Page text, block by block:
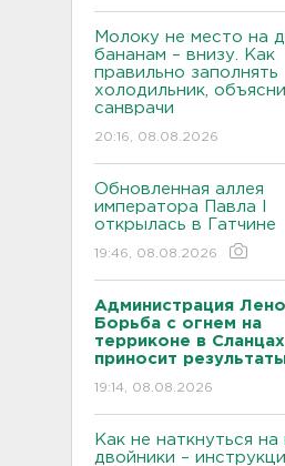
Молоку не место на
бананам – внизу. Как
правильно заполнять
холодильник,
санврачи
20:16, 08.08.2026
Обновленная аллея
императора Павла I
открылась в Гатчине
19:46, 08.08.2026
Администрация
Борьба с огнем на
терриконе в Сланцах
приносит
19:14, 08.08.2026
Как не наткнуться на
двойники –